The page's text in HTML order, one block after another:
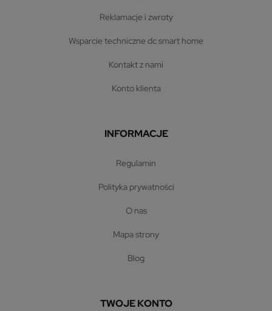
reklamacje i zwroty
wsparcie techniczne dc smart home
kontakt z nami
konto klienta
INFORMACJE
regulamin
polityka prywatności
o nas
mapa strony
blog
TWOJE KONTO